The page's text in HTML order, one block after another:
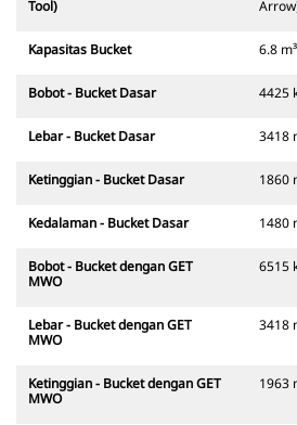
Tool)
Kapasitas Bucket 6.8 m³
Bobot - Bucket Dasar 4425
Lebar - Bucket Dasar 3418
Ketinggian - Bucket Dasar 1860
Kedalaman - Bucket Dasar 1480
Bobot - Bucket dengan GET
MWO
6515
Lebar - Bucket dengan GET
MWO
3418
Ketinggian - Bucket dengan GET
MWO
1963